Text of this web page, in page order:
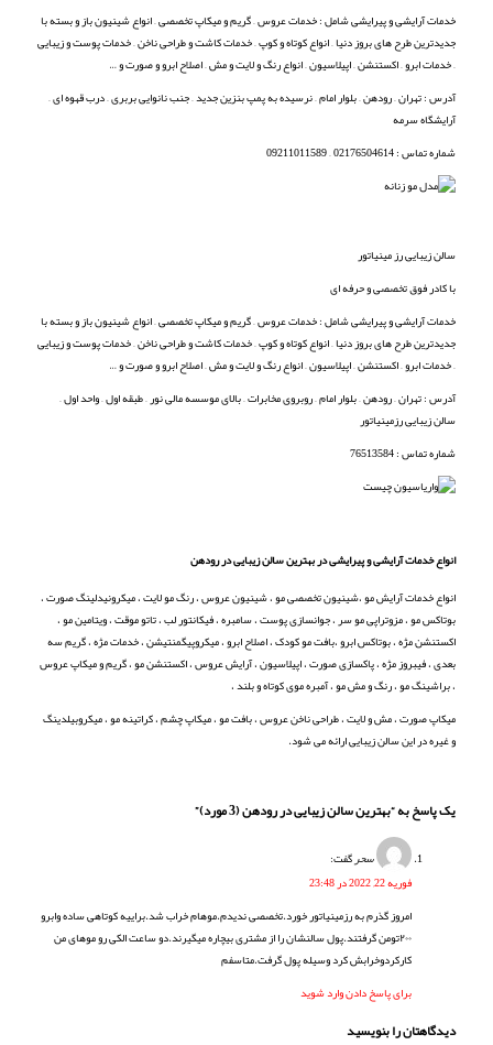
خدمات آرایشی و پیرایشی شامل : خدمات عروس – گریم و میکاپ تخصصی – انواع شینیون باز و بسته با
جدیدترین طرح های بروز دنیا – انواع کوتاه و کوپ – خدمات کاشت و طراحی ناخن – خدمات پوست و زیبایی
– خدمات ابرو – اکستنشن – اپیلاسیون – انواع رنگ و لایت و مش – اصلاح ابرو و صورت و …
آدرس : تهران – رودهن – بلوار امام – نرسیده به پمپ بنزین جدید – جنب نانوایی بربری – درب قهوه ای –
آرایشگاه سرمه
شماره تماس : 02176504614 – 09211011589
سالن زیبایی رز مینیاتور
با کادر فوق تخصصی و حرفه ای
خدمات آرایشی و پیرایشی شامل : خدمات عروس – گریم و میکاپ تخصصی – انواع شینیون باز و بسته با
جدیدترین طرح های بروز دنیا – انواع کوتاه و کوپ – خدمات کاشت و طراحی ناخن – خدمات پوست و زیبایی
– خدمات ابرو – اکستنشن – اپیلاسیون – انواع رنگ و لایت و مش – اصلاح ابرو و صورت و …
آدرس : تهران – رودهن – بلوار امام – روبروی مخابرات – بالای موسسه مالی نور – طبقه اول – واحد اول –
سالن زیبایی رزمینیاتور
شماره تماس : 76513584
انواع خدمات آرایشی و پیرایشی در بهترین سالن زیبایی در رودهن
انواع خدمات آرایش مو ،شینیون تخصصی مو ، شینیون عروس ، رنگ مو لایت ، میکرونیدلینگ صورت ،
بوتاکس مو ، مزوتراپی مو سر ، جوانسازی پوست ، سامبره ، فیکانتور لب ، تاتو موقت ، ویتامین مو ،
اکستنشن مژه ، بوتاکس ابرو ،بافت مو کودک ، اصلاح ابرو ، میکروپیگمنتیشن ، خدمات مژه ، گریم سه
بعدی ، فیبروز مژه ، پاکسازی صورت ، اپیلاسیون ، آرایش عروس ، اکستنشن مو ، گریم و میکاپ عروس
، براشینگ مو ، رنگ و مش مو ، آمبره موی کوتاه و بلند ،
میکاپ صورت ، مش و لایت ، طراحی ناخن عروس ، بافت مو ، میکاپ چشم ، کراتینه مو ، میکروبیلدینگ
و غیره در این سالن زیبایی ارائه می شود.
یک پاسخ به “بهترین سالن زیبایی در رودهن (3 مورد)”
سحرگفت:
فوریه 22, 2022 در 23:48
امروز گذرم به رزمینیاتور خورد.تخصصی ندیدم.موهام خراب شد.براییه کوتاهی ساده وابرو
۲۰۰تومن گرفتند.پول سالنشان را از مشتری بیچاره میگیرند.دو ساعت الکی رو موهای من
کارکردوخرابش کرد وسیله پول گرفت.متاسفم
برای پاسخ دادن وارد شوید
دیدگاهتان را بنویسید